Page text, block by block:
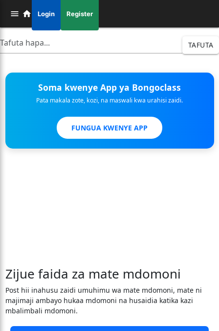
Login Register
TAFUTA
Soma kwenye App ya Bongoclass
Pata makala zote, kozi, na maswali kwa urahisi zaidi.
FUNGUA KWENYE APP
Zijue faida za mate mdomoni
Post hii inahusu zaidi umuhimu wa mate mdomoni, mate ni
majimaji ambayo hukaa mdomoni na husaidia katika kazi
mbalimbali mdomoni.